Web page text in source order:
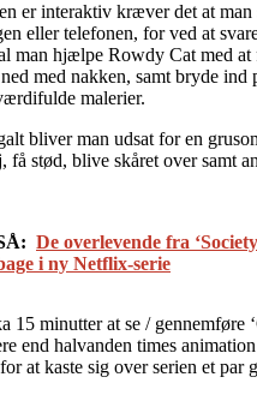
er interaktiv kræver det at man
eller telefonen, for ved at
man hjælpe Rowdy Cat med at
med nakken, samt bryde ind
malerier.
bliver man udsat for en
få stød, blive skåret over samt
De overlevende fra
i ny Netflix-serie
15 minutter at se / gennemføre
end halvanden times
at kaste sig over serien et par